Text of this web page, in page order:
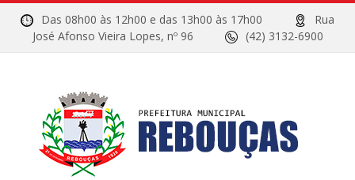
Das 08h00 às 12h00 e das 13h00 às 17h00
Rua
José Afonso Vieira Lopes, nº 96
(42) 3132-6900